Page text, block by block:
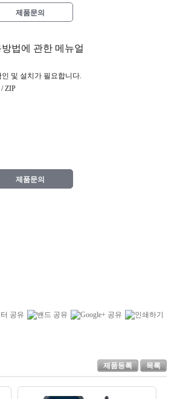
제품문의
법에 관한 메뉴얼
및 설치가 필요합니다.
ZIP
제품문의
제품등록 목록